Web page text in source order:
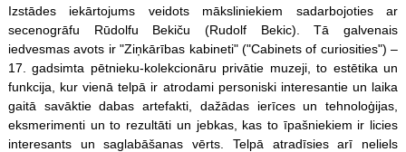
Izstādes iekārtojums veidots māksliniekiem sadarbojoties ar
secenogrāfu Rūdolfu Bekiču (Rudolf Bekic). Tā galvenais
iedvesmas avots ir "Ziņkārības kabineti" ("Cabinets of curiosities") –
17. gadsimta pētnieku-kolekcionāru privātie muzeji, to estētika un
funkcija, kur vienā telpā ir atrodami personiski interesantie un laika
gaitā savāktie dabas artefakti, dažādas ierīces un tehnoloģijas,
eksmerimenti un to rezultāti un jebkas, kas to īpašniekiem ir licies
interesants un saglabāšanas vērts. Telpā atradīsies arī neliels